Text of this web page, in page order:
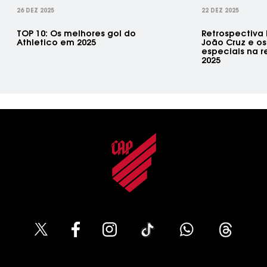
26 DEZ 2025
TOP 10: Os melhores gol do
Athletico em 2025
22 DEZ 2025
Retrospectiva
João Cruz e
especiais na
2025